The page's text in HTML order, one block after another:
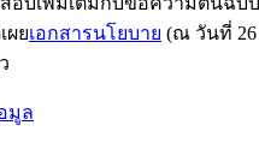
ผยเอกสารนโยบาย (ณ วันที่ 26
มูล